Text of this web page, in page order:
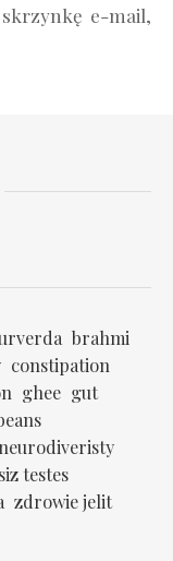
brahmi
constipation
ghee gut
siz testes
zdrowie jelit